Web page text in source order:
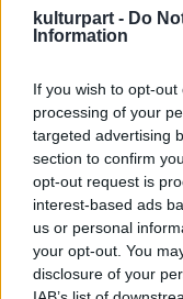
kulturpart - Do
Information
If you wish to opt-
processing of your
targeted advertising
section to confirm
opt-out request is
interest-based ads
us or personal
your opt-out. You
disclosure of your
témákat jár
csődje (Enron:
2005), az
kínzások(az
2007), Ken
katolikus
Maxima Culpa:
2012), a
titkok: A